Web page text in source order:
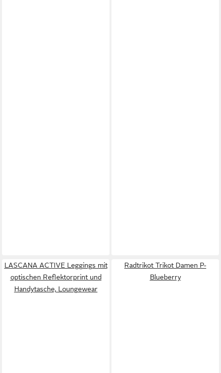
LASCANA ACTIVE Leggings mit
optischen Reflektorprint und
Handytasche, Loungewear
Radtrikot Trikot Damen P-
Blueberry